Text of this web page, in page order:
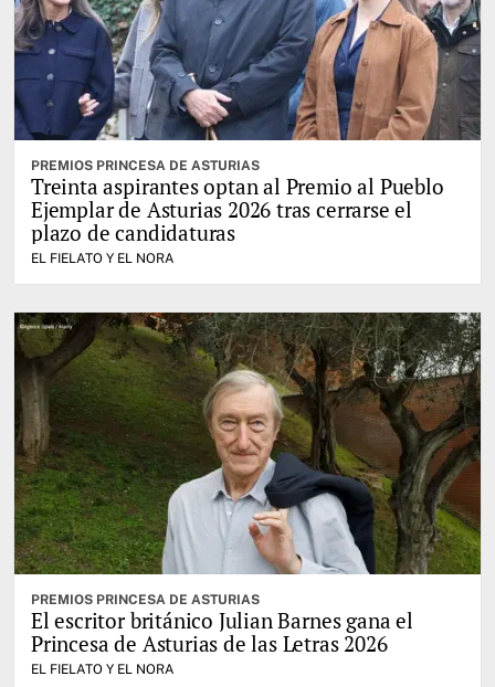
PREMIOS PRINCESA DE ASTURIAS
Treinta aspirantes optan al Premio al Pueblo
Ejemplar de Asturias 2026 tras cerrarse el
plazo de candidaturas
EL FIELATO Y EL NORA
PREMIOS PRINCESA DE ASTURIAS
El escritor británico Julian Barnes gana el
Princesa de Asturias de las Letras 2026
EL FIELATO Y EL NORA